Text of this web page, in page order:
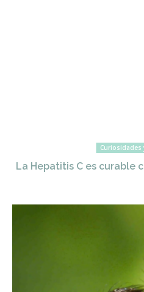
Curiosidades
La Hepatitis C es curable